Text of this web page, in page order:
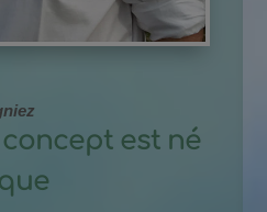
est né